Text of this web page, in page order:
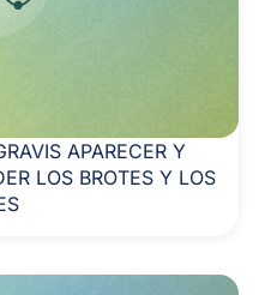
APARECER Y
LOS BROTES Y LOS